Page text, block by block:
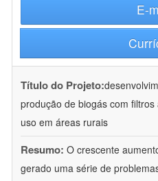
E-
Título do Projeto:
produção de biogás com
uso em áreas rurais
Resumo: O crescente
gerado uma série de